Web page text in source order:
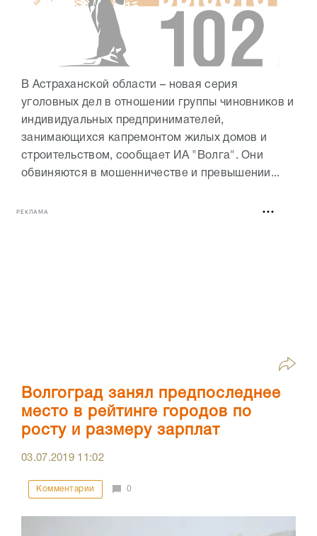
В Астраханской области – новая серия
уголовных дел в отношении группы чиновников и
индивидуальных предпринимателей,
занимающихся капремонтом жилых домов и
строительством, сообщает ИА "Волга". Они
обвиняются в мошенничестве и превышении...
РЕКЛАМА
Волгоград занял предпоследнее
место в рейтинге городов по
росту и размеру зарплат
03.07.2019 11:02
Комментарии 0